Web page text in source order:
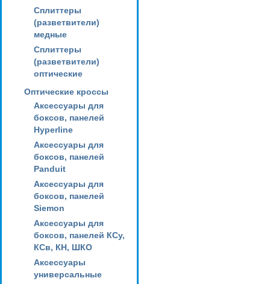
Сплиттеры
(разветвители)
медные
Сплиттеры
(разветвители)
оптические
Оптические кроссы
Аксессуары для
боксов, панелей
Hyperline
Аксессуары для
боксов, панелей
Panduit
Аксессуары для
боксов, панелей
Siemon
Аксессуары для
боксов, панелей КСу,
КСв, КН, ШКО
Аксессуары
универсальные